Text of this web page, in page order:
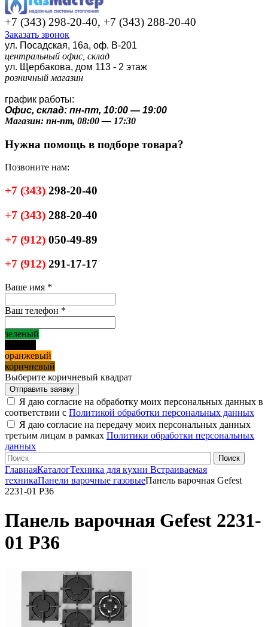
+7 (343) 298-20-40, +7 (343) 288-20-40
Заказать звонок
ул. Посадская, 16а, оф. В-201
центральный офис, склад
ул. Щербакова, дом 113 - 2 этаж
розничный магазин
график работы:
Офис, склад: пн-пт, 10:00 — 19:00
Магазин: пн-пт, 08:00 — 17:30
Нужна помощь в подборе товара?
Позвоните нам:
+7 (343) 298-20-40
+7 (343) 288-20-40
+7 (912) 050-49-89
+7 (912) 291-17-17
Ваше имя *
Ваш телефон *
зеленый
оранжевый
коричневый
Выберите коричневый квадрат
Я даю согласие на обработку моих персональных данных в
соответствии с Политикой обработки персональных данных
Я даю согласие на передачу моих персональных данных
третьим лицам в рамках Политики обработки персональных
данных
ГлавнаяКаталогТехника для кухни Встраиваемая
техникаПанели варочные газовыеПанель варочная Gefest
2231-01 Р36
Панель варочная Gefest 2231-
01 Р36